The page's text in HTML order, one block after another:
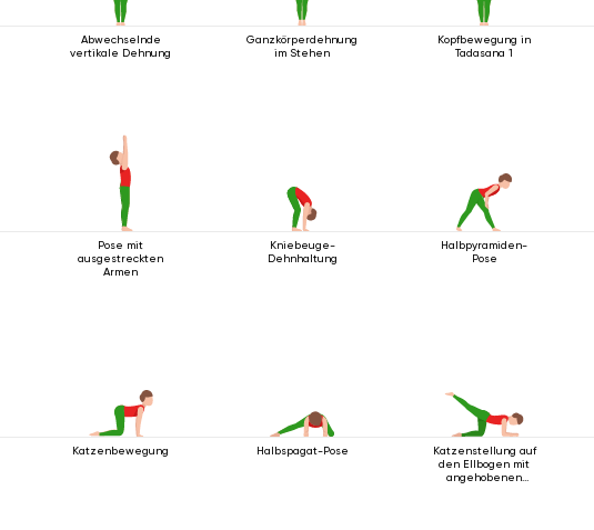
Abwechselnde
vertikale Dehnung
Ganzkörperdehnung
im Stehen
Kopfbewegung in
Tadasana 1
Pose mit
ausgestreckten
Armen
Kniebeuge-
Dehnhaltung
Halbpyramiden-
Pose
Katzenbewegung Halbspagat-Pose
Katzenstellung auf
den Ellbogen mit
angehobenen